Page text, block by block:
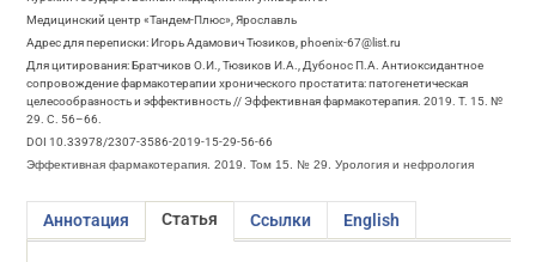
Медицинский центр «Тандем-Плюс», Ярославль
Адрес для переписки: Игорь Адамович Тюзиков, phoenix-67@list.ru
Для цитирования: Братчиков О.И., Тюзиков И.А., Дубонос П.А. Антиоксидантное
сопровождение фармакотерапии хронического простатита: патогенетическая
целесообразность и эффективность // Эффективная фармакотерапия. 2019. Т. 15. №
29. С. 56–66.
DOI 10.33978/2307-3586-2019-15-29-56-66
Эффективная фармакотерапия. 2019. Том 15. № 29. Урология и нефрология
Аннотация Статья Ссылки English